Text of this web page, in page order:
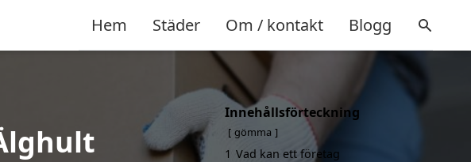
Hem Städer Om / kontakt Blogg
Innehållsförteckning
gömma
1 Vad kan ett företag